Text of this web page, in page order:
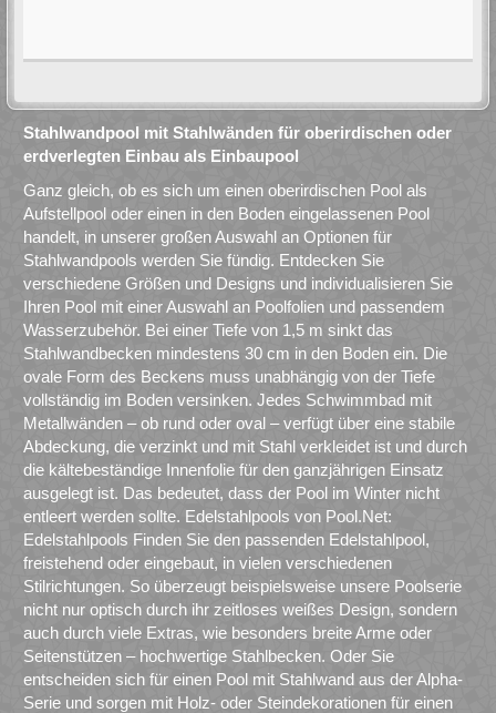
Stahlwandpool mit Stahlwänden für oberirdischen oder
erdverlegten Einbau als Einbaupool
Ganz gleich, ob es sich um einen oberirdischen Pool als
Aufstellpool oder einen in den Boden eingelassenen Pool
handelt, in unserer großen Auswahl an Optionen für
Stahlwandpools werden Sie fündig. Entdecken Sie
verschiedene Größen und Designs und individualisieren Sie
Ihren Pool mit einer Auswahl an Poolfolien und passendem
Wasserzubehör. Bei einer Tiefe von 1,5 m sinkt das
Stahlwandbecken mindestens 30 cm in den Boden ein. Die
ovale Form des Beckens muss unabhängig von der Tiefe
vollständig im Boden versinken. Jedes Schwimmbad mit
Metallwänden – ob rund oder oval – verfügt über eine stabile
Abdeckung, die verzinkt und mit Stahl verkleidet ist und durch
die kältebeständige Innenfolie für den ganzjährigen Einsatz
ausgelegt ist. Das bedeutet, dass der Pool im Winter nicht
entleert werden sollte. Edelstahlpools von Pool.Net:
Edelstahlpools Finden Sie den passenden Edelstahlpool,
freistehend oder eingebaut, in vielen verschiedenen
Stilrichtungen. So überzeugt beispielsweise unsere Poolserie
nicht nur optisch durch ihr zeitloses weißes Design, sondern
auch durch viele Extras, wie besonders breite Arme oder
Seitenstützen – hochwertige Stahlbecken. Oder Sie
entscheiden sich für einen Pool mit Stahlwand aus der Alpha-
Serie und sorgen mit Holz- oder Steindekorationen für einen